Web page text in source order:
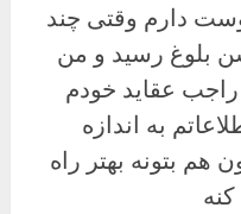
دارم وقتی چند
بلوغ رسید و من
عقاید خودم
به اندازه
هم بتونه بهتر راه